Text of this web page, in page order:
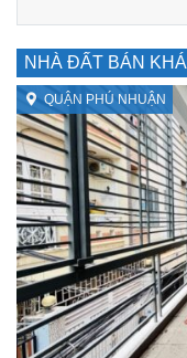
NHÀ ĐẤT BÁN
QUẬN PHÚ NHUẬN